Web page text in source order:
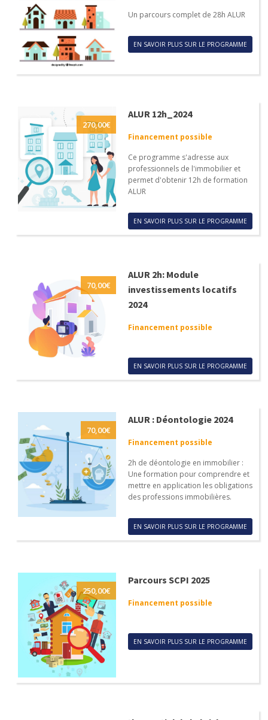
Un parcours complet de 28h ALUR
EN SAVOIR PLUS SUR LE PROGRAMME
270,00€
ALUR 12h_2024
Financement possible
Ce programme s'adresse aux
professionnels de l'immobilier et
permet d'obtenir 12h de formation
ALUR
EN SAVOIR PLUS SUR LE PROGRAMME
70,00€
ALUR 2h: Module
investissements locatifs
2024
Financement possible
EN SAVOIR PLUS SUR LE PROGRAMME
70,00€
ALUR : Déontologie 2024
Financement possible
2h de déontologie en immobilier :
Une formation pour comprendre et
mettre en application les obligations
des professions immobilières.
EN SAVOIR PLUS SUR LE PROGRAMME
250,00€
Parcours SCPI 2025
Financement possible
EN SAVOIR PLUS SUR LE PROGRAMME